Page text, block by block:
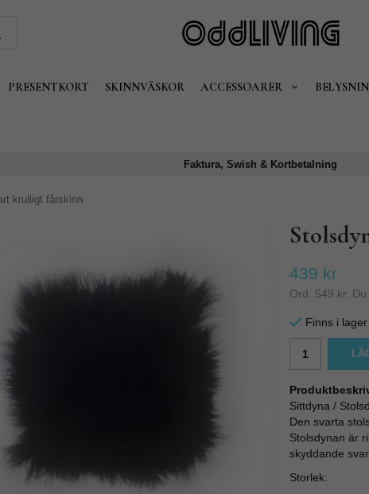
PRESENTKORT SKINNVÄSKOR ACCESSOARER
Faktura, Swish & Kortbetalning
krulligt fårskinn
439 kr
Ord. 549 kr. Du
Finns i
Sittdyna /
Den svarta
Stolsdynan är
skyddande
Storlek: